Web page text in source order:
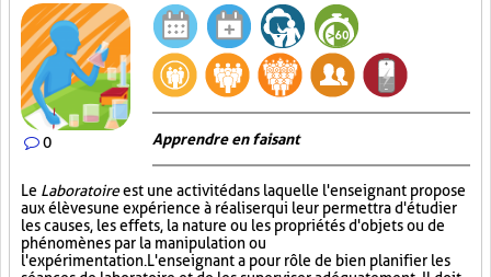
0 Apprendre en faisant
Le Laboratoireest une activité dans laquelle l'enseignant propose
aux élèves une expérience à réaliser qui leur permettra d'étudier
les causes, les effets, la nature ou les propriétés d'objets ou de
phénomènes par la manipulation ou
l'expérimentation. L'enseignant a pour rôle de bien planifier les